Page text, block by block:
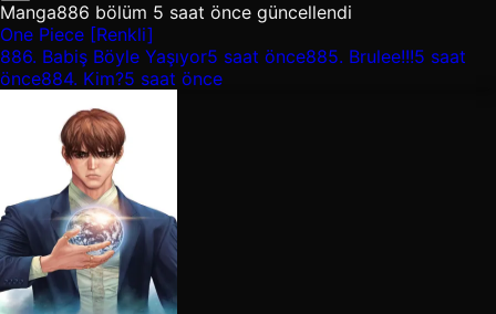
Manga886 bölüm 5 saat önce güncellendi
One Piece [Renkli]
886. Babiş Böyle Yaşıyor5 saat önce885. Brulee!!!5 saat
önce884. Kim?5 saat önce